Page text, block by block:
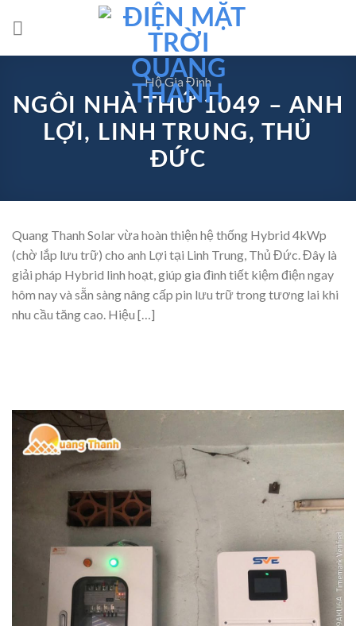
Hộ Gia Đình
NGÔI NHÀ THỨ 1049 – ANH
LỢI, LINH TRUNG, THỦ
ĐỨC
Quang Thanh Solar vừa hoàn thiện hệ thống Hybrid 4kWp
(chờ lắp lưu trữ) cho anh Lợi tại Linh Trung, Thủ Đức. Đây là
giải pháp Hybrid linh hoạt, giúp gia đình tiết kiệm điện ngay
hôm nay và sẵn sàng nâng cấp pin lưu trữ trong tương lai khi
nhu cầu tăng cao. Hiệu […]